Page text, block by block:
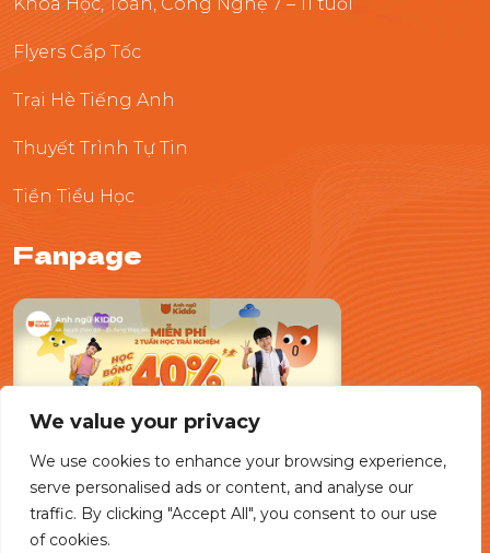
We value your privacy
We use cookies to enhance your browsing experience,
serve personalised ads or content, and analyse our
traffic. By clicking "Accept All", you consent to our use
of cookies.
Flyers Cấp Tốc
Trại Hè Tiếng Anh
Thuyết Trình Tự Tin
Tiền Tiểu Học
Fanpage